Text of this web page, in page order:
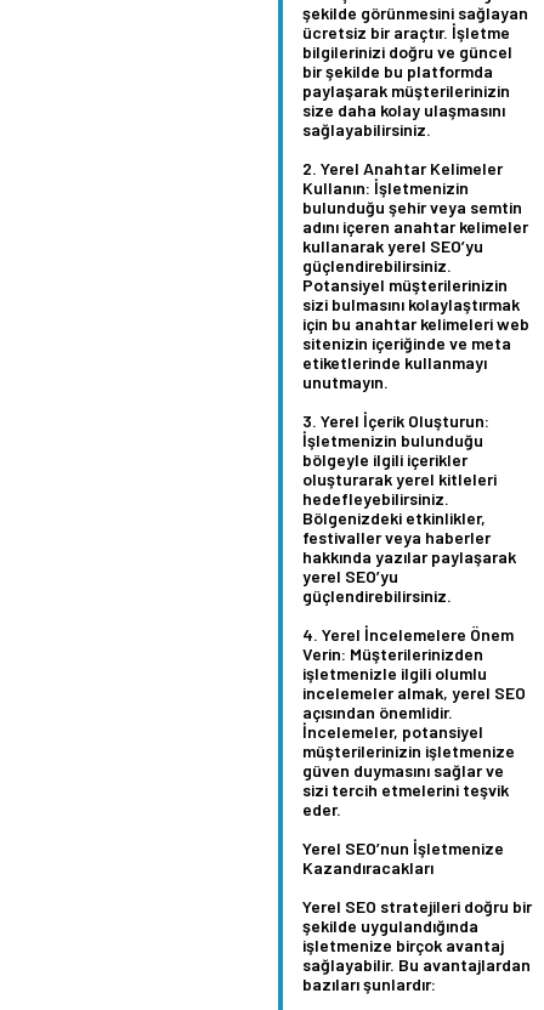
şekilde görünmesini sağlayan
ücretsiz bir araçtır. İşletme
bilgilerinizi doğru ve güncel
bir şekilde bu platformda
paylaşarak müşterilerinizin
size daha kolay ulaşmasını
sağlayabilirsiniz.
Yerel Anahtar Kelimeler
Kullanın: İşletmenizin
bulunduğu şehir veya semtin
adını içeren anahtar kelimeler
kullanarak yerel SEO’yu
güçlendirebilirsiniz.
Potansiyel müşterilerinizin
sizi bulmasını kolaylaştırmak
için bu anahtar kelimeleri web
sitenizin içeriğinde ve meta
etiketlerinde kullanmayı
unutmayın.
Yerel İçerik Oluşturun:
İşletmenizin bulunduğu
bölgeyle ilgili içerikler
oluşturarak yerel kitleleri
hedefleyebilirsiniz.
Bölgenizdeki etkinlikler,
festivaller veya haberler
hakkında yazılar paylaşarak
yerel SEO’yu
güçlendirebilirsiniz.
Yerel İncelemelere Önem
Verin: Müşterilerinizden
işletmenizle ilgili olumlu
incelemeler almak, yerel SEO
açısından önemlidir.
İncelemeler, potansiyel
müşterilerinizin işletmenize
güven duymasını sağlar ve
sizi tercih etmelerini teşvik
eder.
Yerel SEO’nun İşletmenize
Kazandıracakları
Yerel SEO stratejileri doğru bir
şekilde uygulandığında
işletmenize birçok avantaj
sağlayabilir. Bu avantajlardan
bazıları şunlardır: